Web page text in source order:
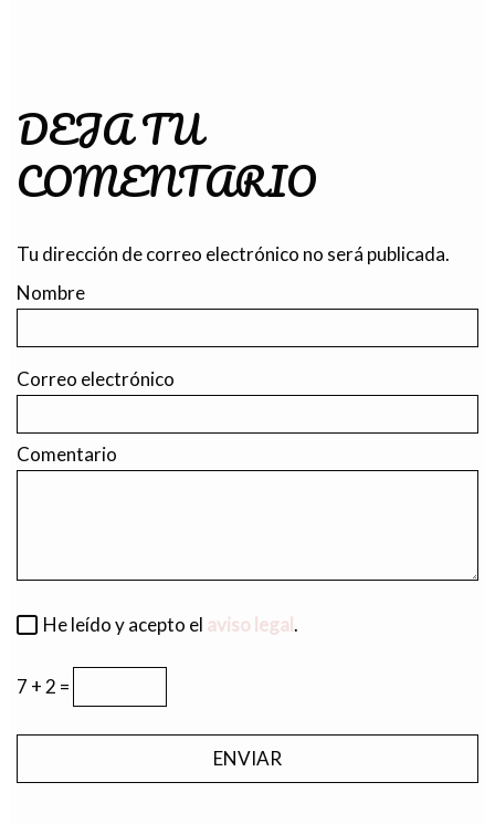
DEJA TU
COMENTARIO
Tu dirección de correo electrónico no será publicada.
Nombre
Correo electrónico
Comentario
He leído y acepto el aviso legal.
7 + 2 =